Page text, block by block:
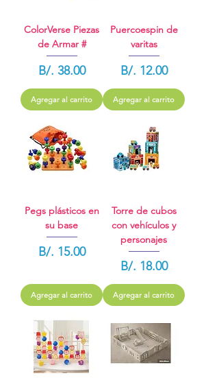
ColorVerse Piezas
de Armar #
Precio
B/. 38.00
Agregar al carrito
Puercoespin de
varitas
Precio
B/. 12.00
Agregar al carrito
Pegs plásticos en
su base
Precio
B/. 15.00
Agregar al carrito
Torre de cubos
con vehículos y
personajes
Precio
B/. 18.00
Agregar al carrito